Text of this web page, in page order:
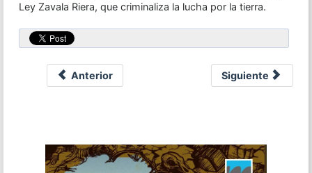
Ley Zavala Riera, que criminaliza la lucha por la tierra.
Anterior Siguiente